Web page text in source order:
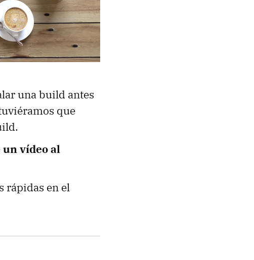
una build antes
que
vídeo al
rápidas en el